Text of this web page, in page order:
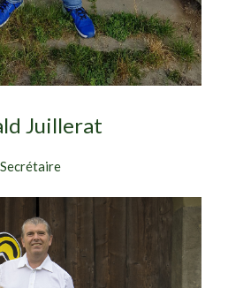
Juillerat
Secrétaire